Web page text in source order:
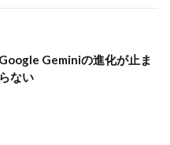
Google Geminiの進化が止ま
らない